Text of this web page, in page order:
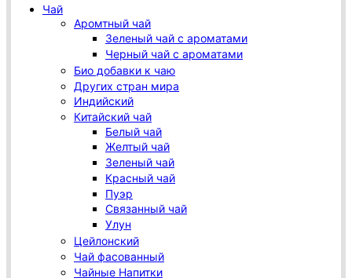
Чай
Аромтный чай
Зеленый чай с ароматами
Черный чай с ароматами
Био добавки к чаю
Других стран мира
Индийский
Китайский чай
Белый чай
Желтый чай
Зеленый чай
Красный чай
Пуэр
Связанный чай
Улун
Цейлонский
Чай фасованный
Чайные Напитки